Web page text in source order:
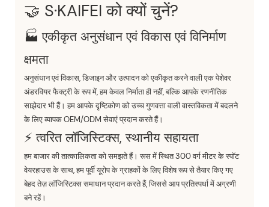
🤝 S·KAIFEI को क्यों चुनें?
🏭 एकीकृत अनुसंधान एवं विकास एवं विनिर्माण
क्षमता
अनुसंधान एवं विकास, डिजाइन और उत्पादन को एकीकृत करने वाली एक पेशेवर
अंडरवियर फैक्ट्री के रूप में, हम केवल निर्माता ही नहीं, बल्कि आपके रणनीतिक
साझेदार भी हैं। हम आपके दृष्टिकोण को उच्च गुणवत्ता वाली वास्तविकता में बदलने
के लिए व्यापक OEM/ODM सेवाएं प्रदान करते हैं।
⚡ त्वरित लॉजिस्टिक्स, स्थानीय सहायता
हम बाजार की तात्कालिकता को समझते हैं। रूस में स्थित 300 वर्ग मीटर के स्पॉट
वेयरहाउस के साथ, हम पूर्वी यूरोप के ग्राहकों के लिए विशेष रूप से तैयार किए गए
बेहद तेज़ लॉजिस्टिक्स समाधान प्रदान करते हैं, जिससे आप प्रतिस्पर्धा में अग्रणी
बने रहें।